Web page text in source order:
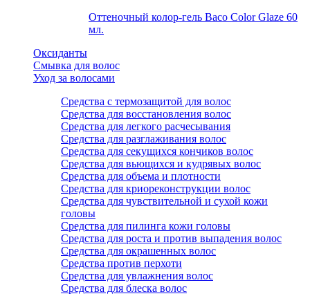
Оттеночный колор-гель Baco Color Glaze 60
мл.
Оксиданты
Смывка для волос
Уход за волосами
Средства с термозащитой для волос
Средства для восстановления волос
Средства для легкого расчесывания
Средства для разглаживания волос
Средства для секущихся кончиков волос
Средства для вьющихся и кудрявых волос
Средства для объема и плотности
Средства для криореконструкции волос
Средства для чувствительной и сухой кожи
головы
Средства для пилинга кожи головы
Средства для роста и против выпадения волос
Средства для окрашенных волос
Средства против перхоти
Средства для увлажнения волос
Средства для блеска волос